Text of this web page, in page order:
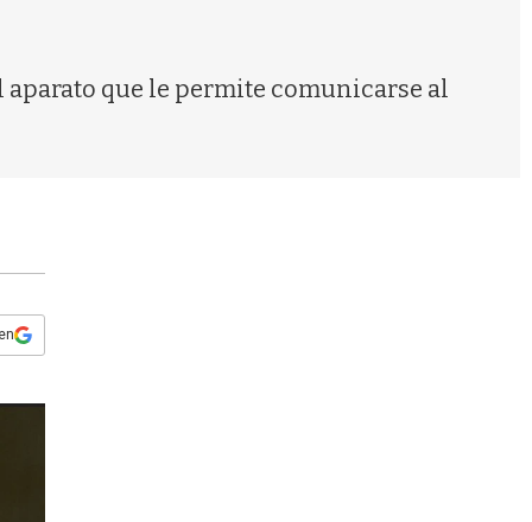
aparato que le permite comunicarse al